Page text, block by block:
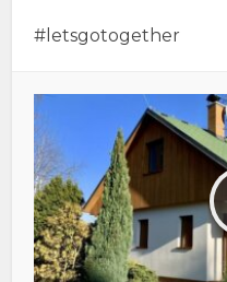
#letsgotogether